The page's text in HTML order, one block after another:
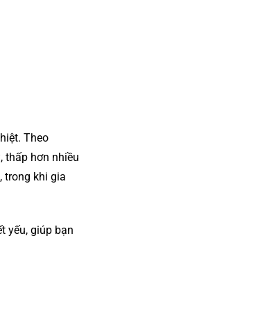
Theo
thấp hơn nhiều
, trong khi gia
yếu, giúp bạn